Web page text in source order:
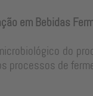
em Bebidas
do
processos de